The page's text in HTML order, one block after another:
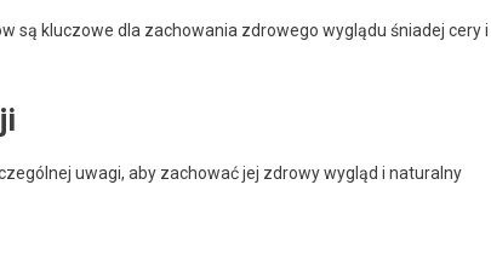
są kluczowe dla zachowania zdrowego wyglądu śniadej cery i
uwagi, aby zachować jej zdrowy wygląd i naturalny